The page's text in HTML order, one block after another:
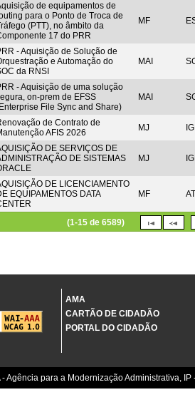
de equipamentos de
para o Ponto de Troca de
(PTT), no âmbito da
17 do PRR
MF
- Aquisição de Solução de
e Automação do
da RNSI
MAI
- Aquisição de uma solução
on-prem de EFSS
File Sync and Share)
MAI
de Contrato de
AFIS 2026
MJ
DE SERVIÇOS DE
DE SISTEMAS
MJ
DE LICENCIAMENTO
EQUIPAMENTOS DATA
MF AT
(1-15 de 6589)
AMA
CARTÃO DE CIDADÃO
PORTAL DO CIDADÃO
- Agência para a Modernização Administrativa,